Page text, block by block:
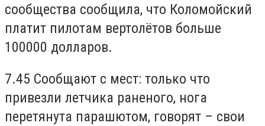
сообщества сообщила, что Коломойский
платит пилотам вертолётов больше
100000 долларов.
7.45 Сообщают с мест: только что
привезли летчика раненого, нога
перетянута парашютом, говорят – свои